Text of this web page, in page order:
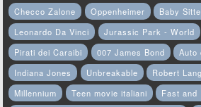
Checco Zalone
Oppenheimer Baby
Leonardo Da Vinci
Jurassic Park - World
Pirati dei Caraibi
007 James Bond Auto
Indiana Jones
Unbreakable Robert
Millennium
Teen movie italiani
Fast and